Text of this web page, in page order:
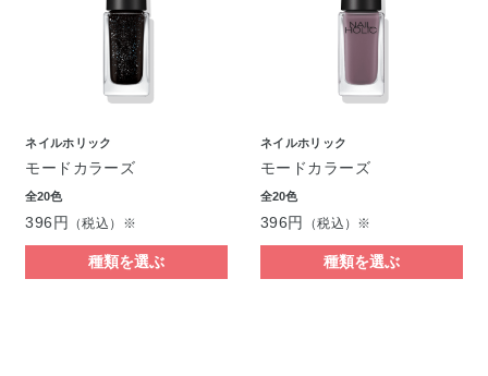
ネイルホリック
モードカラーズ
全20色
396円 （税込）※
種類を選ぶ
ネイルホリック
モードカラーズ
全20色
396円 （税込）※
種類を選ぶ